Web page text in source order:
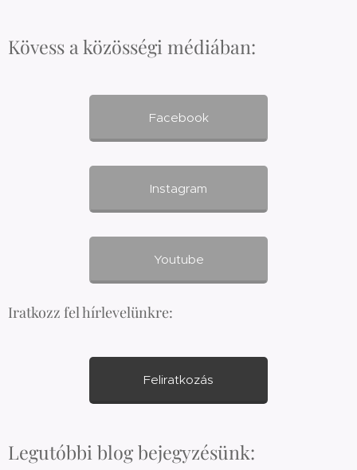
Kövess a közösségi médiában:
Facebook
Instagram
Youtube
Iratkozz fel hírlevelünkre:
Feliratkozás
Legutóbbi blog bejegyzésünk: